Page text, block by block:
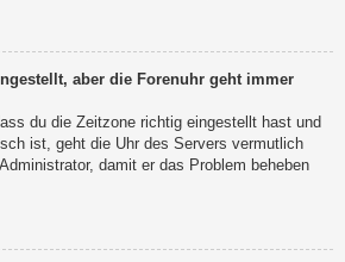
aber die Forenuhr geht immer
du die Zeitzone richtig eingestellt hast und
ist, geht die Uhr des Servers vermutlich
damit er das Problem beheben